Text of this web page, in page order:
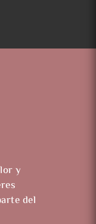
y
del